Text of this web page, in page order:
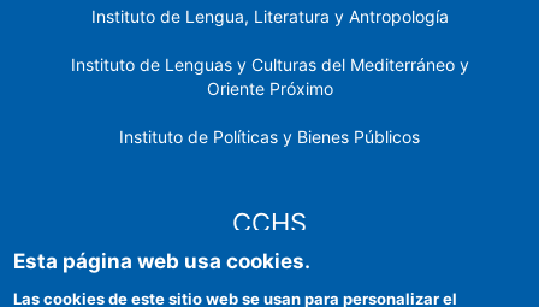
Instituto de Lengua, Literatura y Antropología
Instituto de Lenguas y Culturas del Mediterráneo y
Oriente Próximo
Instituto de Políticas y Bienes Públicos
CCHS
Esta página web usa cookies.
Las cookies de este sitio web se usan para personalizar el